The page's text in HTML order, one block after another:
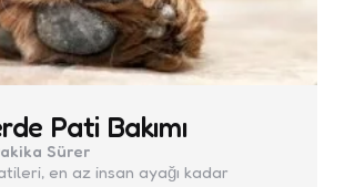
Pati Bakımı
Sürer
en az insan ayağı kadar